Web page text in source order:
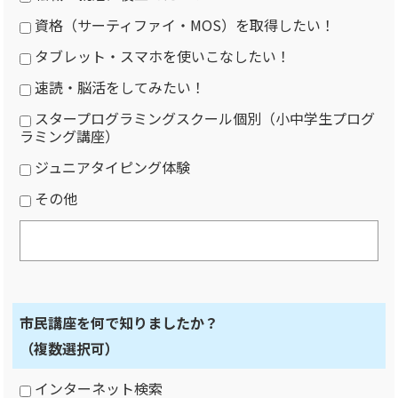
資格（サーティファイ・MOS）を取得したい！
タブレット・スマホを使いこなしたい！
速読・脳活をしてみたい！
スタープログラミングスクール個別（小中学生プログ
ラミング講座）
ジュニアタイピング体験
その他
市民講座を何で知りましたか？
（複数選択可）
インターネット検索